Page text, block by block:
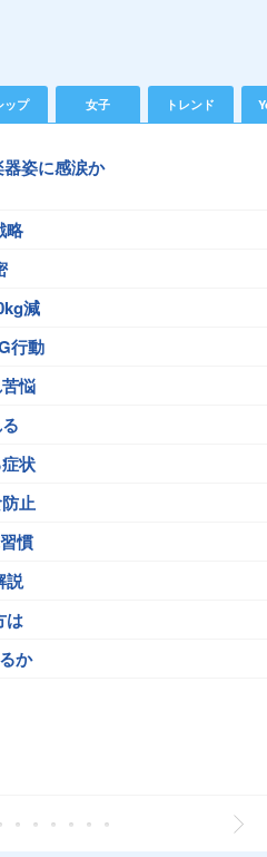
ップ 女子 トレンド
姿に感涙か
略
減
行動
悩
状
止
慣
説
は
か